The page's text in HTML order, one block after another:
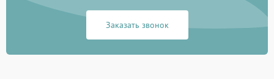
Неисправность системы
защиты от замыкания
1000 ₽
защиты от перегрева
Заказать звонок